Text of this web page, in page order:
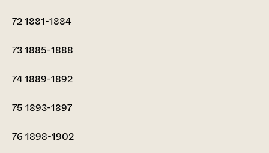
721881-1884
731885-1888
741889-1892
75 1893-1897
76 1898-1902